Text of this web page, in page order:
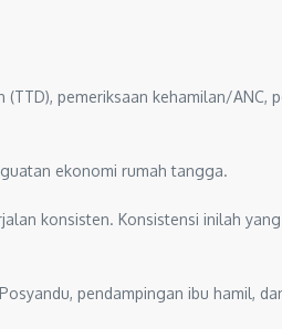
pemeriksaan kehamilan/ANC,
ekonomi rumah tangga.
konsisten. Konsistensi inilah
pendampingan ibu hamil,